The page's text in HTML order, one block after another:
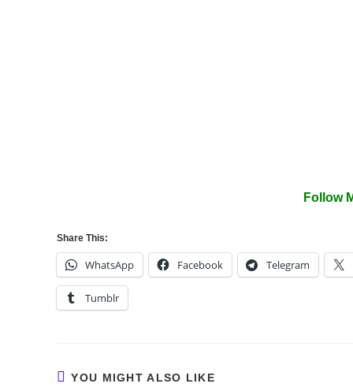
Follow
Share This:
WhatsApp Facebook Telegram
Tumblr
YOU MIGHT ALSO LIKE